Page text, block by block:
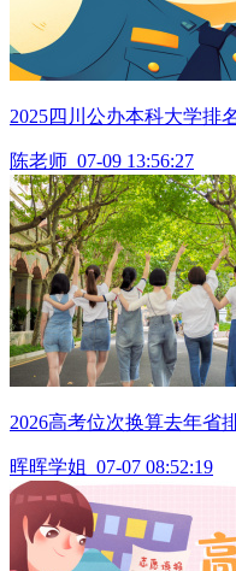
2025四川公办本科大学排
陈老师 07-09 13:56:27
2026高考位次换算去年省
晖晖学姐 07-07 08:52:19